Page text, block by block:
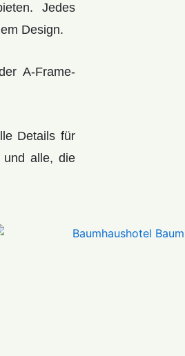
Jedes
Design.
A-Frame-
Details für
und alle, die